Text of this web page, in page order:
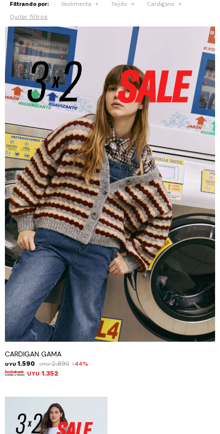
Filtrando por: Vestimenta Tejido Cardigans
Quitar filtros
CARDIGAN GAMA
UYU 1.590 UYU 2.890 44
UYU 1.352